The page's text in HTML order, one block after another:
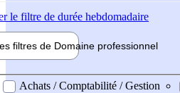
le filtre de durée hebdomadaire
filtres de Domaine professionnel
professionel
Achats / Comptabilité / Gestion